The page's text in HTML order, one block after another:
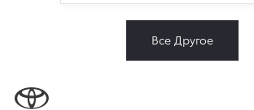
Все Другое